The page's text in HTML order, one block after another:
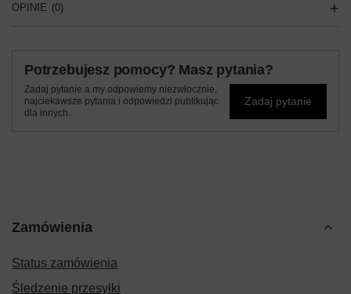
OPINIE (0)
Potrzebujesz pomocy? Masz pytania?
Zadaj pytanie a my odpowiemy niezwłocznie,
najciekawsze pytania i odpowiedzi publikując
dla innych.
Zadaj pytanie
Zamówienia
Status zamówienia
Śledzenie przesyłki